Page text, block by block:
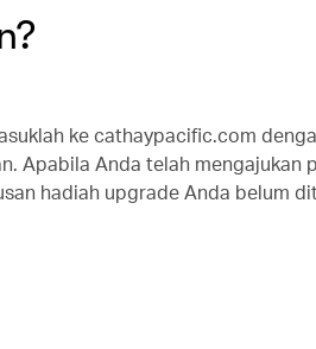
ke cathaypacific.com
Apabila Anda telah mengajukan
hadiah upgrade Anda belum